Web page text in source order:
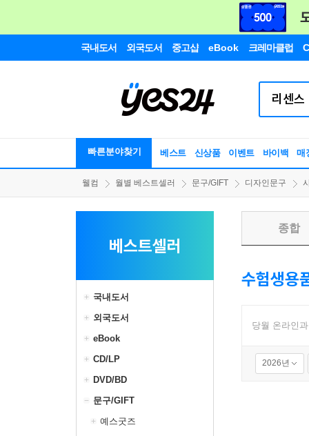
국내도서 외국도서 중고샵 eBook 크레마클럽
빠른분야찾기 베스트 신상품 이벤트 바이백 매
웰컴 월별 베스트셀러 문구/GIFT 디자인문구
베스트셀러
국내도서
외국도서
eBook
CD/LP
DVD/BD
문구/GIFT
예스굿즈
종합
수험생용
당월 온라인
2026년